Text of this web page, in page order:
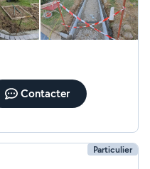
Contacter
Particulier